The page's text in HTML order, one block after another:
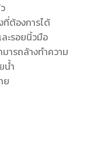
ที่ต้องการได้
ะรอยนิ้วมือ
ารถล้างทำความ
น้ำ
ย